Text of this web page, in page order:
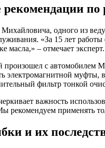
одного из
«За 15 лет
масла,» – отмечает
с автомобилем
электромагнитной
фильтр тонкой
важность
рекомендуем применять
и их